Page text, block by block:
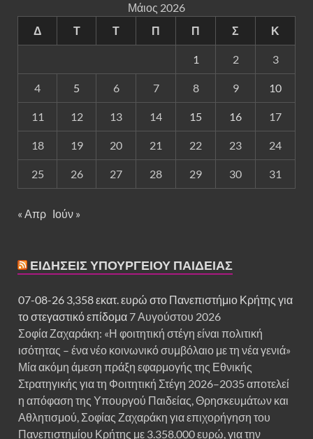
Μάιος 2026
Δ
Τ Τ Π Π Σ Κ
1 2 3
4 5 6 7 8 9 10
11 12 13 14 15 16 17
18 19 20 21 22 23 24
25 26 27 28 29 30 31
« Απρ Ιούν »
ΕΙΔΉΣΕΙΣ ΥΠΟΥΡΓΕΊΟΥ ΠΑΙΔΕΊΑΣ
07-08-26 3,358 εκατ. ευρώ στο Πανεπιστήμιο Κρήτης για
το στεγαστικό επίδομα 7 Αυγούστου 2026
Σοφία Ζαχαράκη: «Η φοιτητική στέγη είναι πολιτική
ισότητας – ένα νέο κοινωνικό συμβόλαιο με τη νέα γενιά»
Μία ακόμη άμεση πράξη εφαρμογής της Εθνικής
Στρατηγικής για τη Φοιτητική Στέγη 2026–2035 αποτελεί
η απόφαση της Υπουργού Παιδείας, Θρησκευμάτων και
Αθλητισμού, Σοφίας Ζαχαράκη για επιχορήγηση του
Πανεπιστημίου Κρήτης με 3.358.000 ευρώ, για την